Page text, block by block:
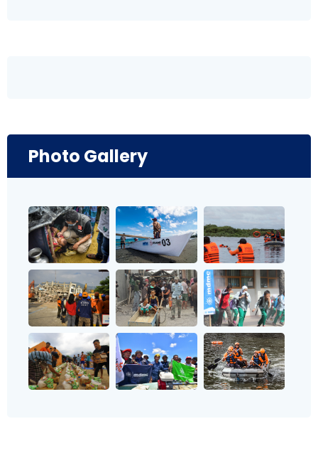
Photo Gallery